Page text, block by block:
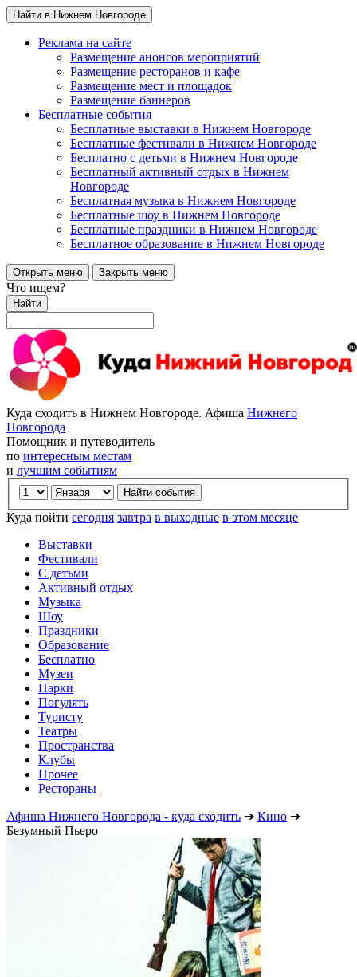
Найти в Нижнем Новгороде
Реклама на сайте
Размещение анонсов мероприятий
Размещение ресторанов и кафе
Размещение мест и площадок
Размещение баннеров
Бесплатные события
Бесплатные выставки в Нижнем Новгороде
Бесплатные фестивали в Нижнем Новгороде
Бесплатно с детьми в Нижнем Новгороде
Бесплатный активный отдых в Нижнем
Новгороде
Бесплатная музыка в Нижнем Новгороде
Бесплатные шоу в Нижнем Новгороде
Бесплатные праздники в Нижнем Новгороде
Бесплатное образование в Нижнем Новгороде
Открыть меню Закрыть меню
Что ищем?
Найти
Куда сходить в Нижнем Новгороде. Афиша Нижнего
Новгорода
Помощник и путеводитель
по интересным местам
и лучшим событиям
Куда пойти сегодня завтра в выходные в этом месяце
Выставки
Фестивали
С детьми
Активный отдых
Музыка
Шоу
Праздники
Образование
Бесплатно
Музеи
Парки
Погулять
Туристу
Театры
Пространства
Клубы
Прочее
Рестораны
Афиша Нижнего Новгорода - куда сходить ➔ Кино ➔
Безумный Пьеро